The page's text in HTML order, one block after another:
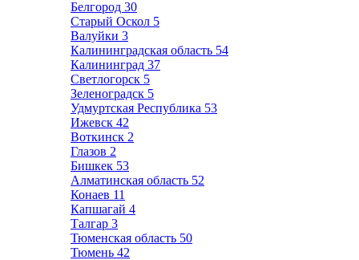
Белгород 30
Старый Оскол 5
Валуйки 3
Калининградская область 54
Калининград 37
Светлогорск 5
Зеленоградск 5
Удмуртская Республика 53
Ижевск 42
Воткинск 2
Глазов 2
Бишкек 53
Алматинская область 52
Конаев 11
Капшагай 4
Талгар 3
Тюменская область 50
Тюмень 42